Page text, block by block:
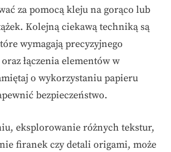
za pomocą kleju na gorąco lub
Kolejną ciekawą techniką są
wymagają precyzyjnego
łączenia elementów w
o wykorzystaniu papieru
bezpieczeństwo.
eksplorowanie różnych tekstur,
firanek czy detali origami, może